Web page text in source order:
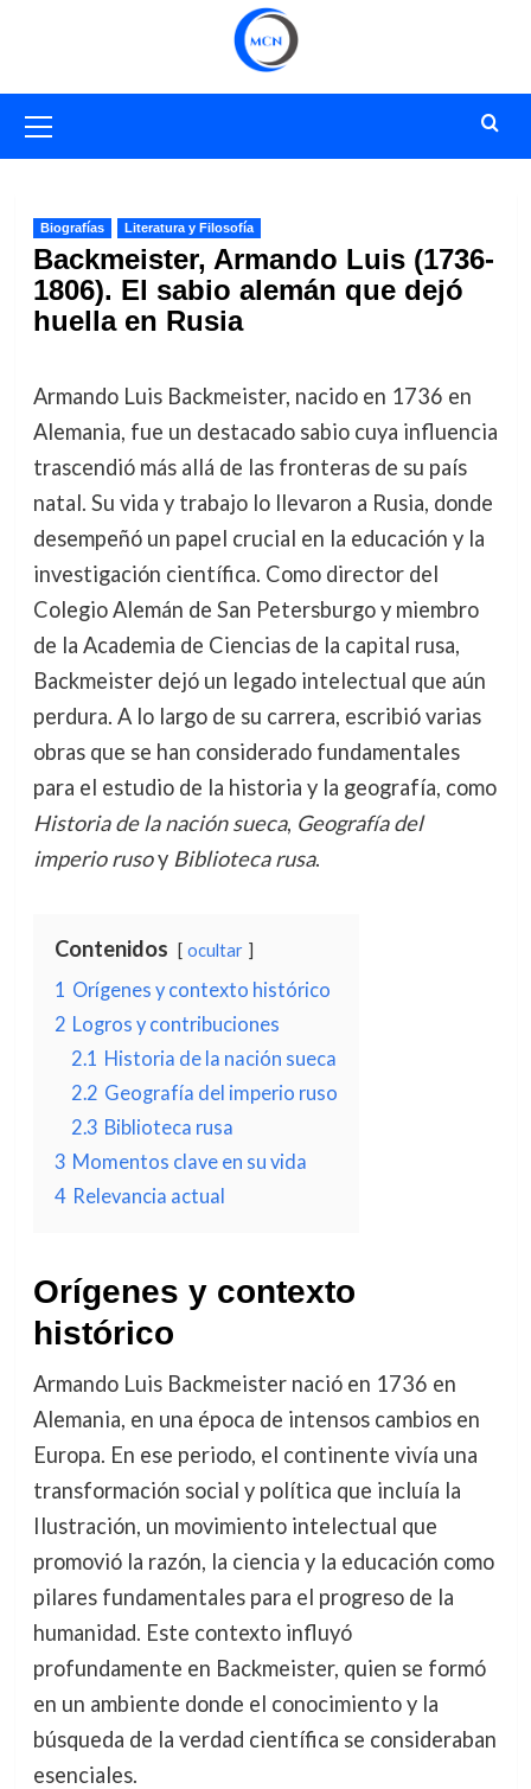
primario
Biografías Literatura y Filosofía
Backmeister, Armando Luis (1736-
1806). El sabio alemán que dejó
huella en Rusia
Armando Luis Backmeister, nacido en 1736 en
Alemania, fue un destacado sabio cuya influencia
trascendió más allá de las fronteras de su país
natal. Su vida y trabajo lo llevaron a Rusia, donde
desempeñó un papel crucial en la educación y la
investigación científica. Como director del
Colegio Alemán de San Petersburgo y miembro
de la Academia de Ciencias de la capital rusa,
Backmeister dejó un legado intelectual que aún
perdura. A lo largo de su carrera, escribió varias
obras que se han considerado fundamentales
para el estudio de la historia y la geografía, como
Historia de la nación sueca, Geografía del
imperio rusoy Biblioteca rusa.
Contenidos ocultar
1 Orígenes y contexto histórico
2 Logros y contribuciones
2.1 Historia de la nación sueca
2.2 Geografía del imperio ruso
2.3 Biblioteca rusa
3 Momentos clave en su vida
4 Relevancia actual
Orígenes y contexto
histórico
Armando Luis Backmeister nació en 1736 en
Alemania, en una época de intensos cambios en
Europa. En ese periodo, el continente vivía una
transformación social y política que incluía la
Ilustración, un movimiento intelectual que
promovió la razón, la ciencia y la educación como
pilares fundamentales para el progreso de la
humanidad. Este contexto influyó
profundamente en Backmeister, quien se formó
en un ambiente donde el conocimiento y la
búsqueda de la verdad científica se consideraban
esenciales.